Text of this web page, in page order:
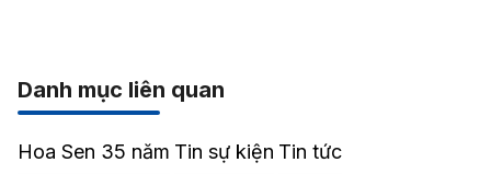
Danh mục liên quan
Hoa Sen 35 năm Tin sự kiện Tin tức